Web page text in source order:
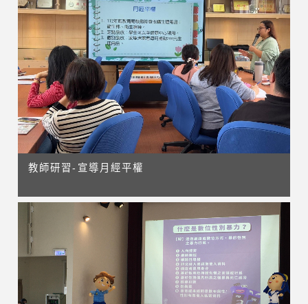
教師研習-宣導月經平權